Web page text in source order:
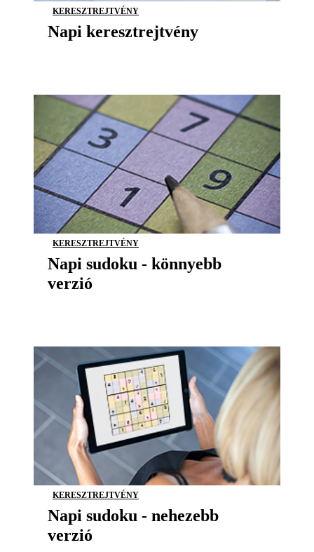
KERESZTREJTVÉNY
Napi keresztrejtvény
KERESZTREJTVÉNY
Napi sudoku - könnyebb
verzió
KERESZTREJTVÉNY
Napi sudoku - nehezebb
verzió